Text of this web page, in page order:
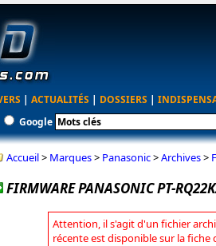
| ACTUALITÉS | DOSSIERS |
Google
Accueil> Marques> Panasonic>Archives>
FIRMWARE PANASONIC PT-
Attention, il s'agit d'un fichier
récente est disponible sur la fiche